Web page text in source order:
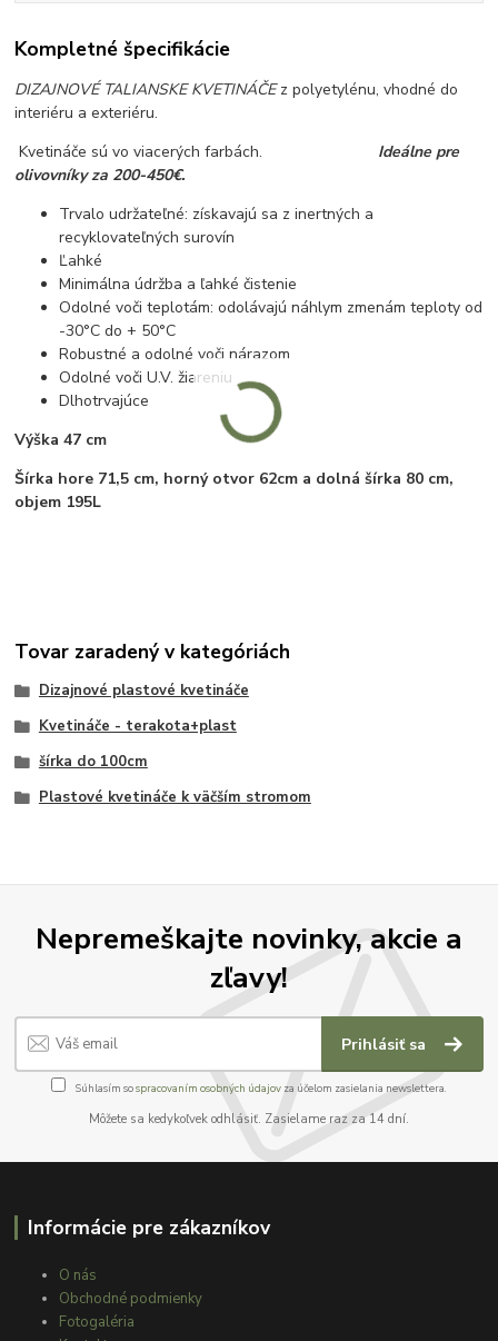
Kompletné špecifikácie
DIZAJNOVÉ TALIANSKE KVETINÁČEz polyetylénu, vhodné do
interiéru a exteriéru.
Kvetináče sú vo viacerých farbách.
Ideálne pre
olivovníky za 200-450€.
Trvalo udržateľné: získavajú sa z inertných a
recyklovateľných surovín
Ľahké
Minimálna údržba a ľahké čistenie
Odolné voči teplotám: odolávajú náhlym zmenám teploty od
-30°C do + 50°C
Robustné a odolné voči nárazom
Odolné voči U.V. žiareniu
Dlhotrvajúce
Výška 47 cm
Šírka hore 71,5 cm, horný otvor 62cm a dolná šírka 80 cm,
objem 195L
Tovar zaradený v kategóriách
Dizajnové plastové kvetináče
Kvetináče - terakota+plast
šírka do 100cm
Plastové kvetináče k väčším stromom
Nepremeškajte novinky, akcie a
zľavy!
Prihlásiť sa
Súhlasím sospracovaním osobných údajov za účelom zasielania newslettera.
Môžete sa kedykoľvek odhlásiť. Zasielame raz za 14 dní.
Informácie pre zákazníkov
O nás
Obchodné podmienky
Fotogaléria